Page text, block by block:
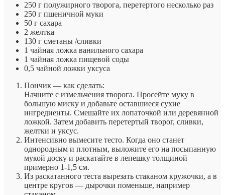
250 г полужирного творога, перетертого несколько раз
250 г пшеничной муки
50 г сахара
2 желтка
130 г сметаны /сливки
1 чайная ложка ванильного сахара
1 чайная ложка пищевой соды
0,5 чайной ложки уксуса
Пончик — как сделать:
Начните с измельчения творога. Просейте муку в
большую миску и добавьте оставшиеся сухие
ингредиенты. Смешайте их лопаточкой или деревянной
ложкой. Затем добавить перетертый творог, сливки,
желтки и уксус.
Интенсивно вымесите тесто. Когда оно станет
однородным и плотным, выложите его на посыпанную
мукой доску и раскатайте в лепешку толщиной
примерно 1-1,5 см.
Из раскатанного теста вырезать стаканом кружочки, а в
центре кругов — дырочки поменьше, например